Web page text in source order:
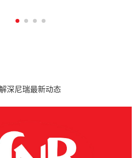
深尼瑞最新动态